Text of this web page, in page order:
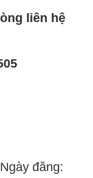
liên hệ
đăng: